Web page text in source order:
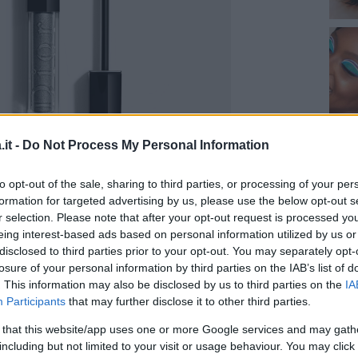
- Do Not Process My Personal Information
opt-out of the sale, sharing to third parties, or processing of your
for targeted advertising by us, please use the below opt-out
selection. Please note that after your opt-out request is processed
interest-based ads based on personal information utilized by us
to third parties prior to your opt-out. You may separately
of your personal information by third parties on the IAB’s list of
This information may also be disclosed by us to third parties on the
Participants that may further disclose it to other third parties.
that this website/app uses one or more Google services and may
but not limited to your visit or usage behaviour. You may
Saint Laurent: formula cremosa composta
a un mix di cere naturali e di polveri
e confortevole. Scivola facilmente lungo
per 12 ore. Può essere usato in tre
alta precisione; come kohl o come
smokey.